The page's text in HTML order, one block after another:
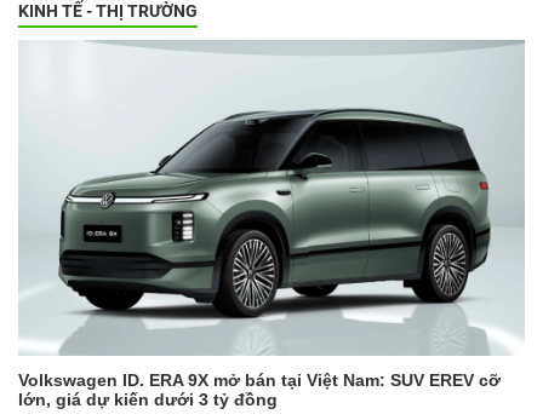
KINH TẾ - THỊ TRƯỜNG
Volkswagen ID. ERA 9X mở bán tại Việt Nam: SUV EREV cỡ
lớn, giá dự kiến dưới 3 tỷ đồng